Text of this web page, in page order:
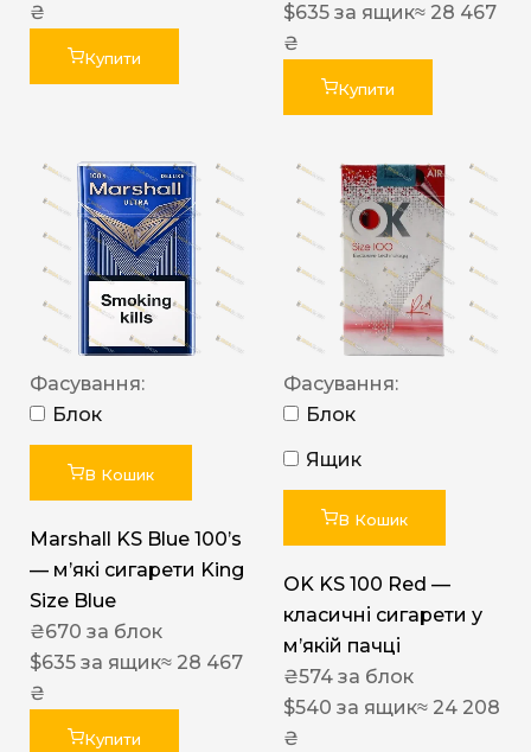
₴
Купити
$635 за ящик≈ 28 467
₴
Купити
Фасування:
Блок
В Кошик
Marshall KS Blue 100’s
— м’які сигарети King
Size Blue
₴670 за блок
$635 за ящик≈ 28 467
₴
Купити
Фасування:
Блок
Ящик
В Кошик
OK KS 100 Red —
класичні сигарети у
м’якій пачці
₴574 за блок
$540 за ящик≈ 24 208
₴